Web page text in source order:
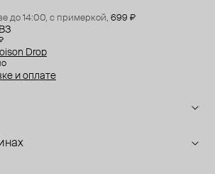
до 14:00, с примеркой, 699 ₽
Drop
и оплате